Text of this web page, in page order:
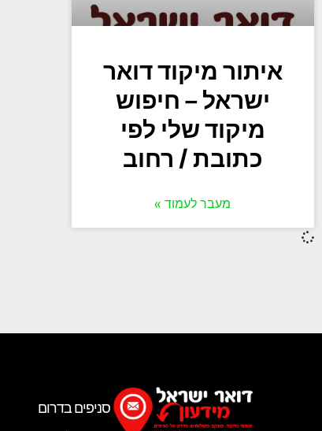
איתור מיקוד דואר
ישראל – חיפוש
מיקוד שלי לפי
כתובת / רחוב
מעבר לעמוד »
סניפים בדרום